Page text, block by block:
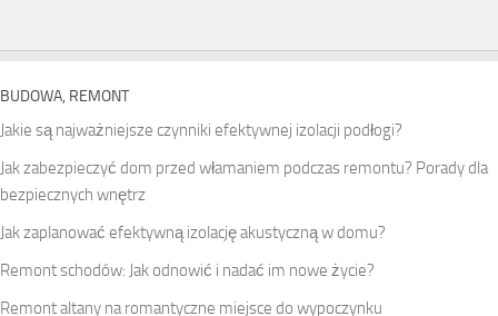
BUDOWA, REMONT
Jakie są najważniejsze czynniki efektywnej izolacji podłogi?
Jak zabezpieczyć dom przed włamaniem podczas remontu? Porady dla
bezpiecznych wnętrz
Jak zaplanować efektywną izolację akustyczną w domu?
Remont schodów: Jak odnowić i nadać im nowe życie?
Remont altany na romantyczne miejsce do wypoczynku